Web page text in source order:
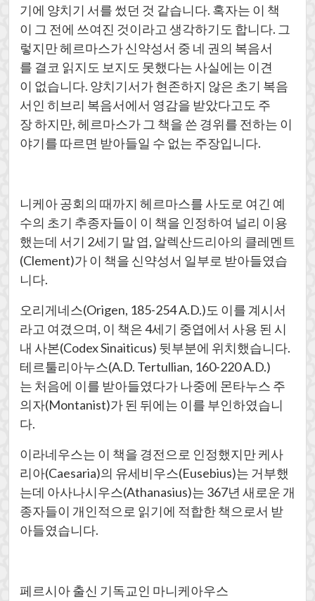
기에 양치기 서를 썼던 것 같습니다. 혹자는 이 책
이 그 전에 쓰여진 것이라고 생각하기도 합니다. 그
렇지만 헤르마스가 신약성서 중 네 권의 복음서
를 결코 읽지도 보지도 못했다는 사실에는 이견
이 없습니다. 양치기서가 현존하지 않은 초기 복음
서인 히브리 복음서에서 영감을 받았다고도 주
장 하지만, 헤르마스가 그 책을 쓴 경위를 전하는 이
야기를 따르면 받아들일 수 없는 주장입니다.
니케아 공회의 때까지 헤르마스를 사도로 여긴 예
수의 초기 추종자들이 이 책을 인정하여 널리 이용
했는데 서기 2세기 말 엽, 알렉산드리아의 클레멘트
(Clement)가 이 책을 신약성서 일부로 받아들였습
니다.
오리게네스(Origen, 185-254 A.D.)도 이를 계시서
라고 여겼으며, 이 책은 4세기 중엽에서 사용 된 시
내 사본(Codex Sinaiticus) 뒷부분에 위치했습니다.
테르툴리아누스(A.D. Tertullian, 160-220 A.D.)
는 처음에 이를 받아들였다가 나중에 몬타누스 주
의자(Montanist)가 된 뒤에는 이를 부인하였습니
다.
이라네우스는 이 책을 경전으로 인정했지만 케사
리아(Caesaria)의 유세비우스(Eusebius)는 거부했
는데 아사나시우스(Athanasius)는 367년 새로운 개
종자들이 개인적으로 읽기에 적합한 책으로서 받
아들였습니다.
페르시아 출신 기독교인 마니케아우스